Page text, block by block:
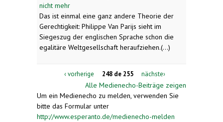
nicht mehr
Das ist einmal eine ganz andere Theorie der
Gerechtigkeit: Philippe Van Parijs sieht im
Siegeszug der englischen Sprache schon die
egalitäre Weltgesellschaft heraufziehen.(...)
‹ vorherige 248 de 255 nächste›
Alle Medienecho-Beiträge zeigen
Um ein Medienecho zu melden, verwenden Sie
bitte das Formular unter
http://www.esperanto.de/medienecho-melden